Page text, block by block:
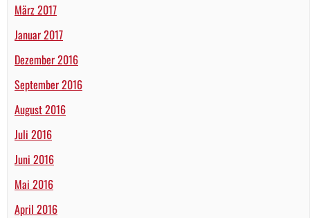
März 2017
Januar 2017
Dezember 2016
September 2016
August 2016
Juli 2016
Juni 2016
Mai 2016
April 2016